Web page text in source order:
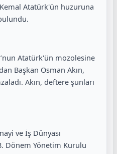
Atatürk'ün huzuruna
Atatürk'ün mozolesine
Başkan Osman Akın,
Akın, deftere şunları
ve İş Dünyası
Dönem Yönetim Kurulu